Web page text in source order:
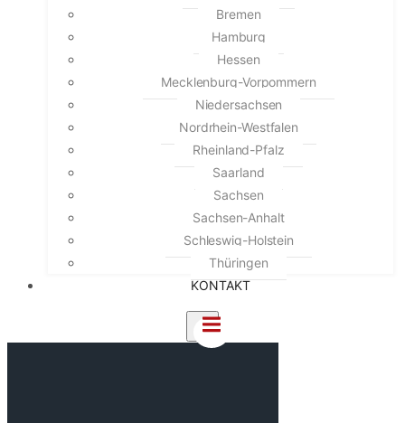
Bremen
Hamburg
Hessen
Mecklenburg-Vorpommern
Niedersachsen
Nordrhein-Westfalen
Rheinland-Pfalz
Saarland
Sachsen
Sachsen-Anhalt
Schleswig-Holstein
Thüringen
KONTAKT